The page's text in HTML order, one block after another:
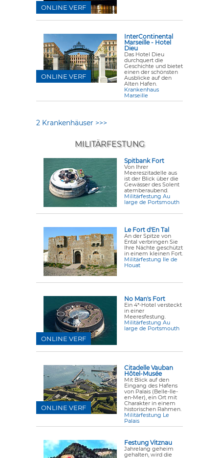
ONLINE VERF
InterContinental
Marseille - Hotel
Dieu
Das Hotel Dieu
durchquert die
Geschichte und bietet
einen der schönsten
Ausblicke auf den
Alten Hafen.
Krankenhaus
Marseille
ONLINE VERF
2 Krankenhäuser >>>
MILITÄRFESTUNG
Spitbank Fort
Von Ihrer
Meereszitadelle aus
ist der Blick über die
Gewässer des Solent
atemberaubend.
Militärfestung Au
large de Portsmouth
Le Fort d'En Tal
An der Spitze von
Ental verbringen Sie
Ihre Nächte geschützt
in einem kleinen Fort.
Militärfestung Ile de
Houat
No Man's Fort
Ein 4*-Hotel versteckt
in einer
Meeresfestung.
Militärfestung Au
large de Portsmouth
ONLINE VERF
Citadelle Vauban
Hôtel-Musée
Mit Blick auf den
Eingang des Hafens
von Palais (Belle-Ile-
en-Mer), ein Ort mit
Charakter in einem
historischen Rahmen.
Militärfestung Le
Palais
ONLINE VERF
Festung Vitznau
Jahrelang geheim
gehalten, wird die